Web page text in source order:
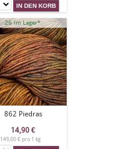
26 im Lager*
862 Piedras
14,90 €
149,00 € pro 1 kg